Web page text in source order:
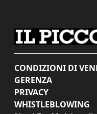
CONDIZIONI DI
GERENZA
PRIVACY
WHISTLEBLOWING